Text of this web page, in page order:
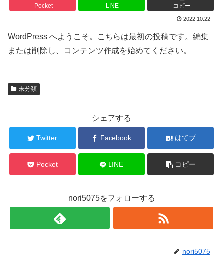
Pocket LINE コピー
2022.10.22
WordPress へようこそ。こちらは最初の投稿です。編集
または削除し、コンテンツ作成を始めてください。
未分類
シェアする
Twitter Facebook はてブ
Pocket LINE コピー
nori5075をフォローする
nori5075